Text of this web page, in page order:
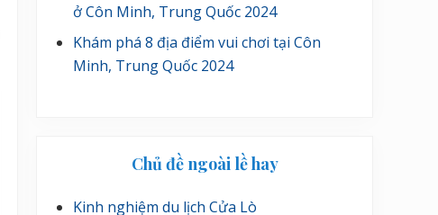
ở Côn Minh, Trung Quốc 2024
Khám phá 8 địa điểm vui chơi tại Côn
Minh, Trung Quốc 2024
Chủ đề ngoài lề hay
Kinh nghiệm du lịch Cửa Lò